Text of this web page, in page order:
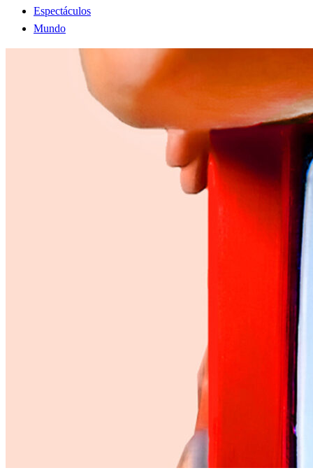
Espectáculos
Mundo